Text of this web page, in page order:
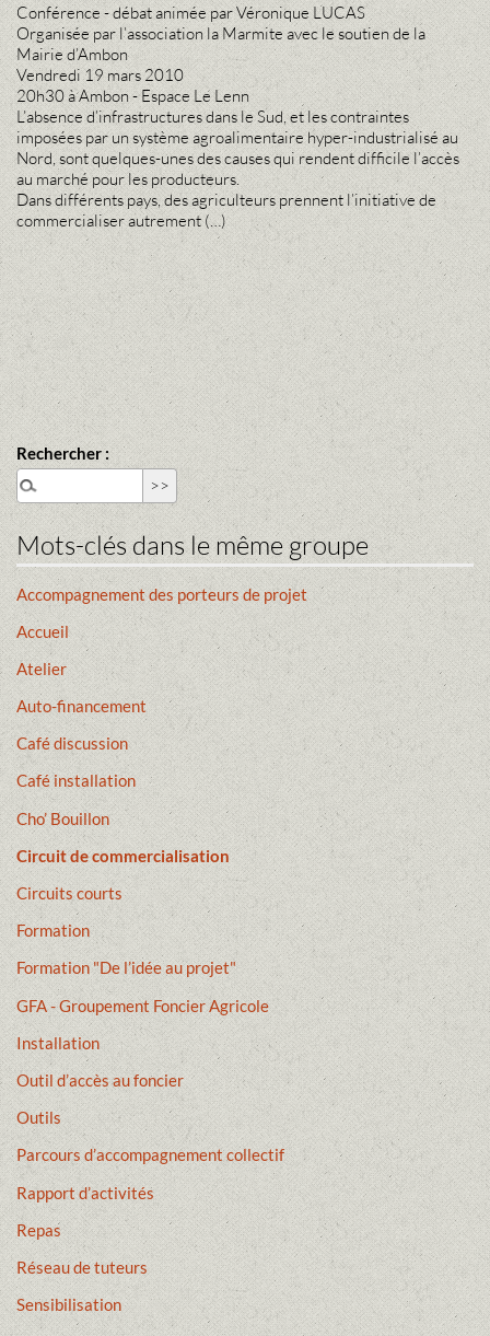
Conférence - débat animée par Véronique LUCAS
Organisée par l’association la Marmite avec le soutien de la
Mairie d’Ambon
Vendredi 19 mars 2010
20h30 à Ambon - Espace Le Lenn
L’absence d’infrastructures dans le Sud, et les contraintes
imposées par un système agroalimentaire hyper-industrialisé au
Nord, sont quelques-unes des causes qui rendent difficile l’accès
au marché pour les producteurs.
Dans différents pays, des agriculteurs prennent l’initiative de
commercialiser autrement (…)
Rechercher :
Mots-clés dans le même groupe
Accompagnement des porteurs de projet
Accueil
Atelier
Auto-financement
Café discussion
Café installation
Cho’ Bouillon
Circuit de commercialisation
Circuits courts
Formation
Formation "De l’idée au projet"
GFA - Groupement Foncier Agricole
Installation
Outil d’accès au foncier
Outils
Parcours d’accompagnement collectif
Rapport d’activités
Repas
Réseau de tuteurs
Sensibilisation